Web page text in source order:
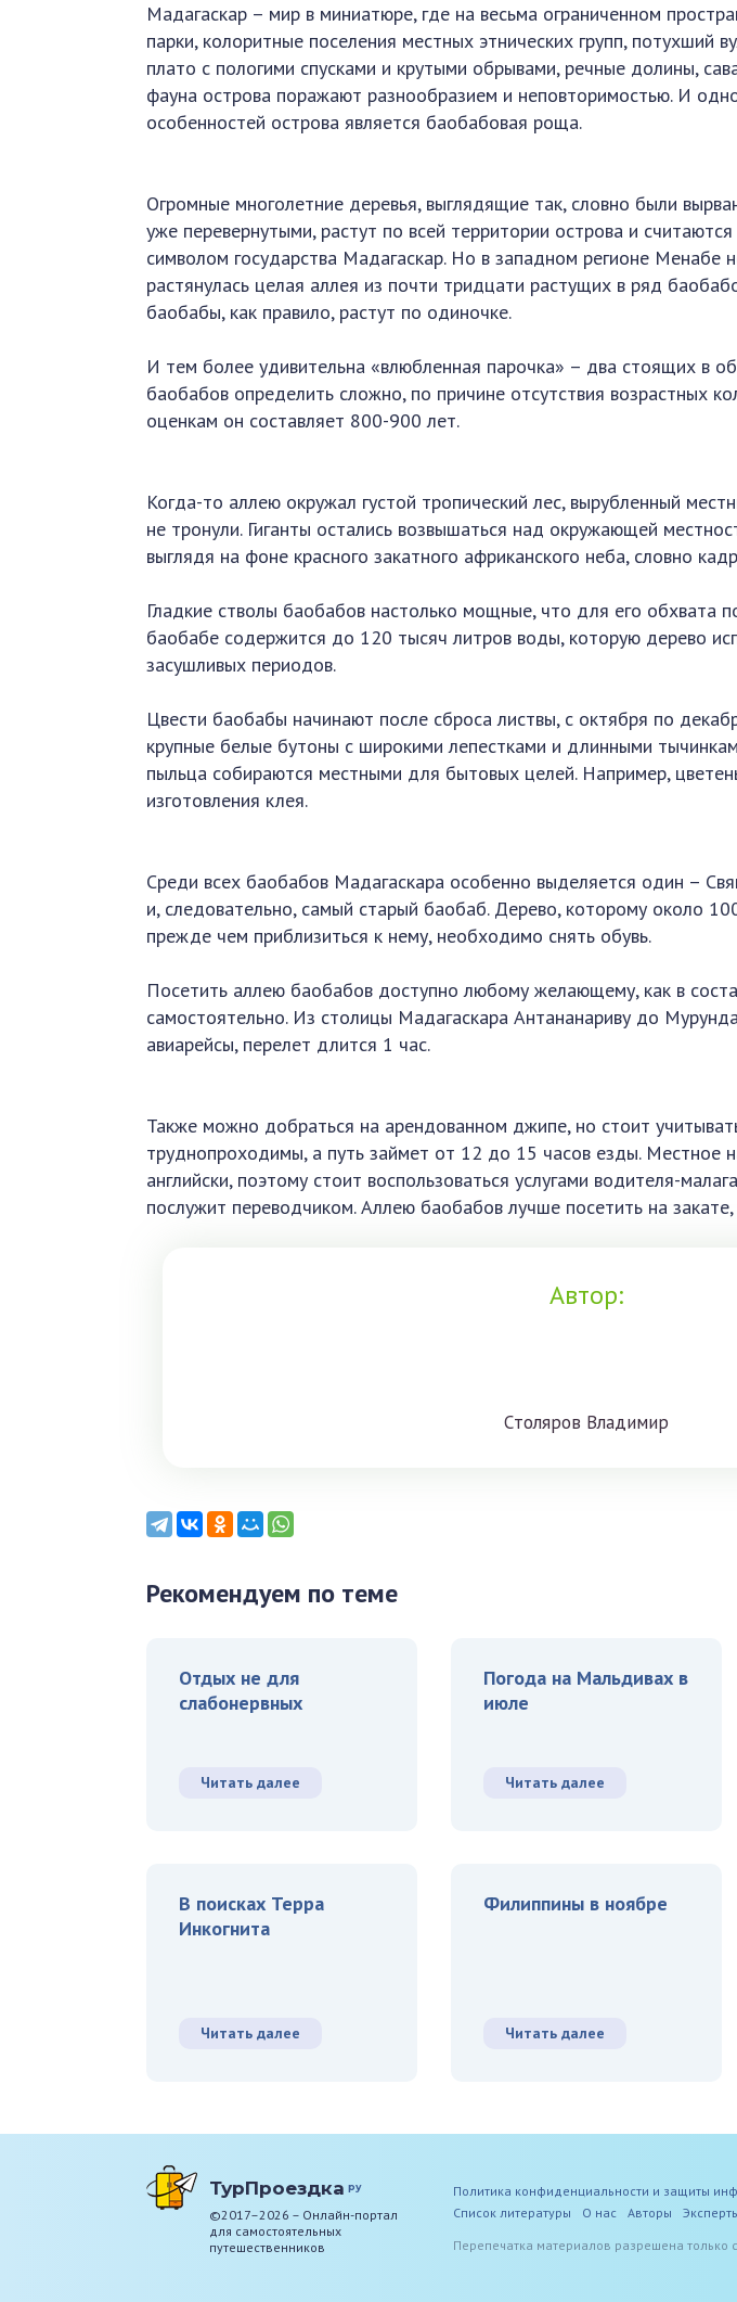
Мадагаскар – мир в миниатюре, где на весьма ограниченном
парки, колоритные поселения местных этнических групп, потухший
плато с пологими спусками и крутыми обрывами, речные долины,
фауна острова поражают разнообразием и неповторимостью. И
особенностей острова является баобабовая роща.
Огромные многолетние деревья, выглядящие так, словно были
уже перевернутыми, растут по всей территории острова и
символом государства Мадагаскар. Но в западном регионе Менабе
растянулась целая аллея из почти тридцати растущих в ряд
баобабы, как правило, растут по одиночке.
И тем более удивительна «влюбленная парочка» – два стоящих в
баобабов определить сложно, по причине отсутствия возрастных
оценкам он составляет 800-900 лет.
Когда-то аллею окружал густой тропический лес, вырубленный
не тронули. Гиганты остались возвышаться над окружающей
выглядя на фоне красного закатного африканского неба, словно
Гладкие стволы баобабов настолько мощные, что для его обхвата
баобабе содержится до 120 тысяч литров воды, которую дерево
засушливых периодов.
Цвести баобабы начинают после сброса листвы, с октября по
крупные белые бутоны с широкими лепестками и длинными
пыльца собираются местными для бытовых целей. Например,
изготовления клея.
Среди всех баобабов Мадагаскара особенно выделяется один –
и, следовательно, самый старый баобаб. Дерево, которому около
прежде чем приблизиться к нему, необходимо снять обувь.
Посетить аллею баобабов доступно любому желающему, как в
самостоятельно. Из столицы Мадагаскара Антананариву до
авиарейсы, перелет длится 1 час.
Также можно добраться на арендованном джипе, но стоит
труднопроходимы, а путь займет от 12 до 15 часов езды. Местное
английски, поэтому стоит воспользоваться услугами водителя-
послужит переводчиком. Аллею баобабов лучше посетить на
Автор:
Cтoлярoв Влaдимиp
Рекомендуем по теме
Отдых не для
слабонервных
Читать далее
Погода на Мальдивах в
июле
Читать далее
В поисках Терра
Инкогнита
Читать далее
Филиппины в ноябре
Читать далее
ТурПроездка ру
©2017–2026 – Онлайн-портал
для самостоятельных
путешественников
Политика конфиденциальности и защиты
Список литературы
О нас Авторы
Перепечатка материалов разрешена только